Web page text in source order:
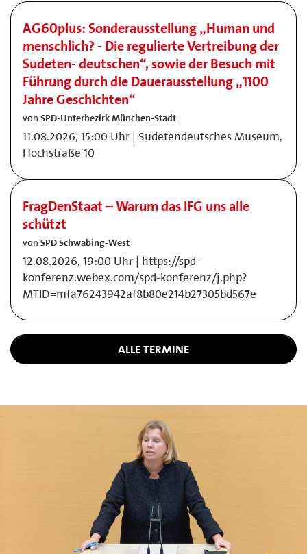
AG60plus: Sonderausstellung „Human und
menschlich? - Die regulierte Vertreibung der
Sudeten- deutschen“, sowie der Besuch mit
Führung durch die Dauerausstellung „1100
Jahre Geschichten“
von SPD-Unterbezirk München-Stadt
11.08.2026, 15:00 Uhr | Sudetendeutsches Museum,
Hochstraße 10
FragDenStaat – Warum das IFG uns alle
schützt
von SPD Schwabing-West
12.08.2026, 19:00 Uhr | https://spd-
konferenz.webex.com/spd-konferenz/j.php?
MTID=mfa76243942af8b80e214b27305bd567e
ALLE TERMINE